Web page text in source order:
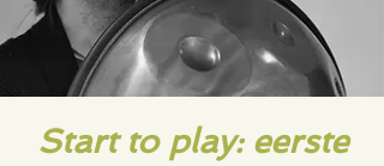
Start to play: eerste